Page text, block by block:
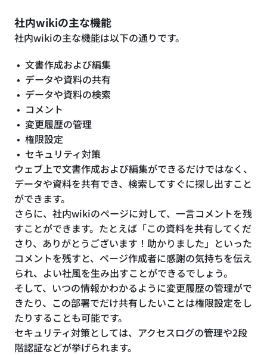
社内wikiの主な機能
社内wikiの主な機能は以下の通りです。
文書作成および編集
データや資料の共有
データや資料の検索
コメント
変更履歴の管理
権限設定
セキュリティ対策
ウェブ上で文書作成および編集ができるだけではなく、
データや資料を共有でき、検索してすぐに探し出すこと
ができます。
さらに、社内wikiのページに対して、一言コメントを残
すことができます。たとえば「この資料を共有してくだ
さり、ありがとうございます！助かりました」といった
コメントを残すと、ページ作成者に感謝の気持ちを伝え
られ、よい社風を生み出すことができるでしょう。
そして、いつの情報かわかるように変更履歴の管理がで
きたり、この部署でだけ共有したいことは権限設定をし
たりすることも可能です。
セキュリティ対策としては、アクセスログの管理や2段
階認証などが挙げられます。